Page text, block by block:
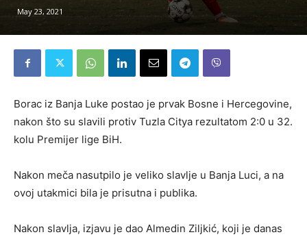
May 23, 2021
Borac iz Banja Luke postao je prvak Bosne i Hercegovine,
nakon što su slavili protiv Tuzla Citya rezultatom 2:0 u 32.
kolu Premijer lige BiH.
Nakon meča nasutpilo je veliko slavlje u Banja Luci, a na
ovoj utakmici bila je prisutna i publika.
Nakon slavlja, izjavu je dao Almedin Ziljkić, koji je danas